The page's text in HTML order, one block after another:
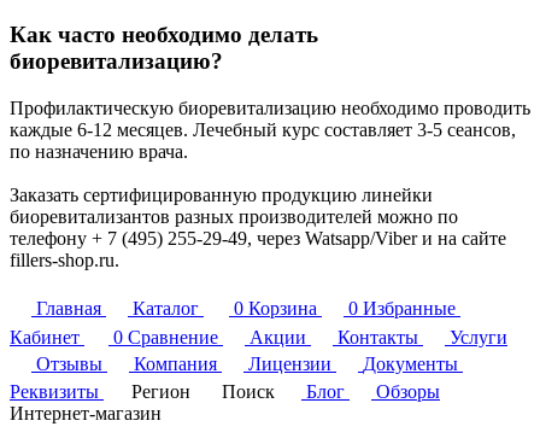
Как часто необходимо делать
биоревитализацию?
Профилактическую биоревитализацию необходимо проводить
каждые 6-12 месяцев. Лечебный курс составляет 3-5 сеансов,
по назначению врача.
Заказать сертифицированную продукцию линейки
биоревитализантов разных производителей можно по
телефону + 7 (495) 255-29-49, через Watsapp/Viber и на сайте
fillers-shop.ru.
Главная Каталог 0 Корзина 0 Избранные
Кабинет
0 Сравнение Акции Контакты
Услуги
Отзывы
Компания Лицензии
Документы
Реквизиты
Регион Поиск Блог
Обзоры
Интернет-магазин